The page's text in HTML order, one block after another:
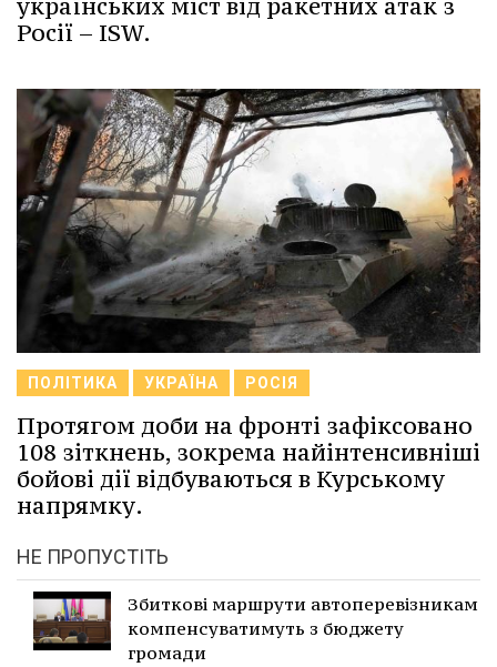
Росії – ISW.
ПОЛІТИКА УКРАЇНА РОСІЯ
Протягом доби на фронті зафіксовано
108 зіткнень, зокрема найінтенсивніші
бойові дії відбуваються в Курському
напрямку.
НЕ ПРОПУСТІТЬ
Збиткові маршрути автоперевізникам
компенсуватимуть з бюджету
громади